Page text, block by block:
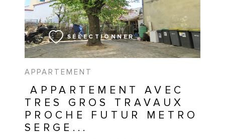
APPARTEMENT
APPARTEMENT AVEC
TRES GROS TRAVAUX
PROCHE FUTUR METRO
SERGE...
SÉLECTIONNER
VOIR LE BIEN